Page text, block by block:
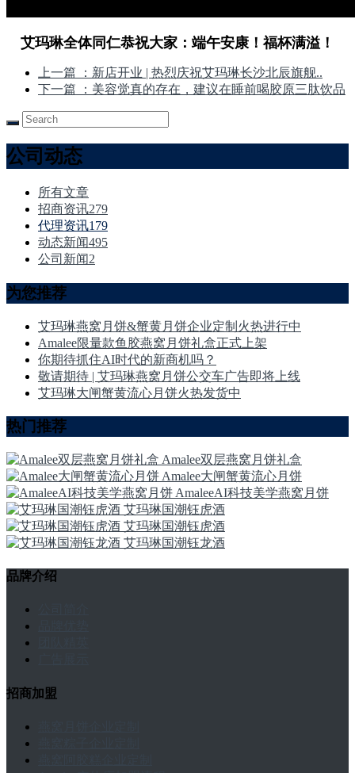
艾玛琳全体同仁恭祝大家：端午安康！福杯满溢！
上一篇
：新店开业 | 热烈庆祝艾玛琳长沙北辰旗舰..
下一篇
：美容觉真的存在，建议在睡前喝胶原三肽饮品
公司动态
所有文章
招商资讯279
代理资讯179
动态新闻495
公司新闻2
为您推荐
艾玛琳燕窝月饼&蟹黄月饼企业定制火热进行中
Amalee限量款鱼胶燕窝月饼礼盒正式上架
你期待抓住AI时代的新商机吗？
敬请期待 | 艾玛琳燕窝月饼公交车广告即将上线
艾玛琳大闸蟹黄流心月饼火热发货中
热门推荐
Amalee双层燕窝月饼礼盒
Amalee大闸蟹黄流心月饼
AmaleeAI科技美学燕窝月饼
艾玛琳国潮钰虎酒
艾玛琳国潮钰虎酒
艾玛琳国潮钰龙酒
品牌介绍
招商加盟